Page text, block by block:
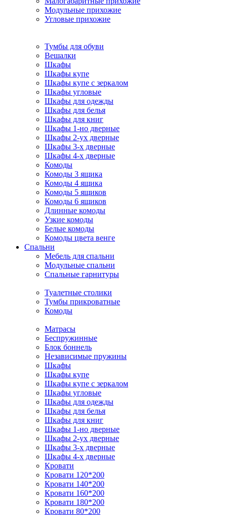
Модульные прихожие
Угловые прихожие
Тумбы для обуви
Вешалки
Шкафы
Шкафы купе
Шкафы купе с зеркалом
Шкафы угловые
Шкафы для одежды
Шкафы для белья
Шкафы для книг
Шкафы 1-но дверные
Шкафы 2-ух дверные
Шкафы 3-х дверные
Шкафы 4-х дверные
Комоды
Комоды 3 ящика
Комоды 4 ящика
Комоды 5 ящиков
Комоды 6 ящиков
Длинные комоды
Узкие комоды
Белые комоды
Комоды цвета венге
Спальни
Мебель для спальни
Модульные спальни
Спальные гарнитуры
Туалетные столики
Тумбы прикроватные
Комоды
Матрасы
Беспружинные
Блок боннель
Независимые пружины
Шкафы
Шкафы купе
Шкафы купе с зеркалом
Шкафы угловые
Шкафы для одежды
Шкафы для белья
Шкафы для книг
Шкафы 1-но дверные
Шкафы 2-ух дверные
Шкафы 3-х дверные
Шкафы 4-х дверные
Кровати
Кровати 120*200
Кровати 140*200
Кровати 160*200
Кровати 180*200
Кровати 80*200